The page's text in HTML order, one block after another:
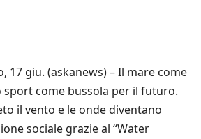
17 giu. (askanews) – Il mare come
sport come bussola per il futuro.
il vento e le onde diventano
sociale grazie al “Water